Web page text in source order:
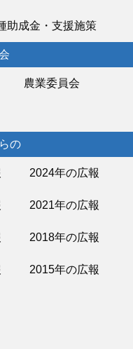
助成金・支援施策
農業委員会
の
2024年の広報
2021年の広報
2018年の広報
2015年の広報